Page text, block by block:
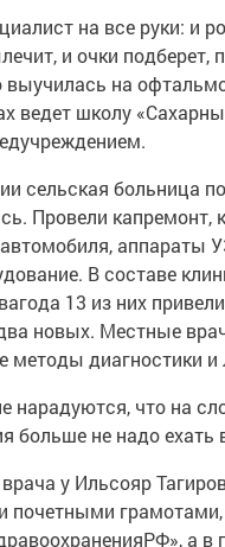
на все руки: и
и очки подберет,
выучилась на
ведет школу
сельская больница
Провели капремонт,
аппараты
В составе
13 из них
новых. Местные
методы диагностики и
нарадуются, что на
больше не надо ехать
у Ильсояр
почетными грамотами,
а в